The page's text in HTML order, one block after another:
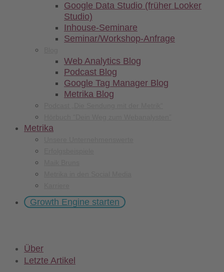
Google Data Studio (früher Looker
Studio)
Inhouse-Seminare
Seminar/Workshop-Anfrage
Web Analytics Blog
Podcast Blog
Google Tag Manager Blog
Metrika Blog
Metrika
Growth Engine starten
Über
Letzte Artikel